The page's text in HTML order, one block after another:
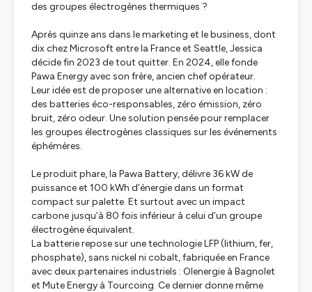
des groupes électrogènes thermiques ?
Après quinze ans dans le marketing et le business, dont
dix chez Microsoft entre la France et Seattle, Jessica
décide fin 2023 de tout quitter. En 2024, elle fonde
Pawa Energy avec son frère, ancien chef opérateur.
Leur idée est de proposer une alternative en location :
des batteries éco-responsables, zéro émission, zéro
bruit, zéro odeur. Une solution pensée pour remplacer
les groupes électrogènes classiques sur les événements
éphémères.
Le produit phare, la Pawa Battery, délivre 36 kW de
puissance et 100 kWh d’énergie dans un format
compact sur palette. Et surtout avec un impact
carbone jusqu’à 80 fois inférieur à celui d’un groupe
électrogène équivalent.
La batterie repose sur une technologie LFP (lithium, fer,
phosphate), sans nickel ni cobalt, fabriquée en France
avec deux partenaires industriels : Olenergie à Bagnolet
et Mute Energy à Tourcoing. Ce dernier donne même